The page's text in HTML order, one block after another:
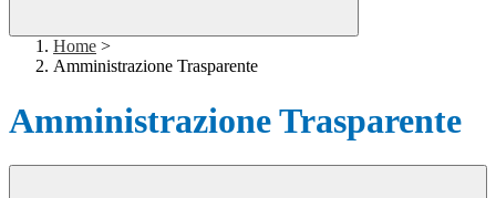
Home >
Amministrazione Trasparente
Amministrazione Trasparente